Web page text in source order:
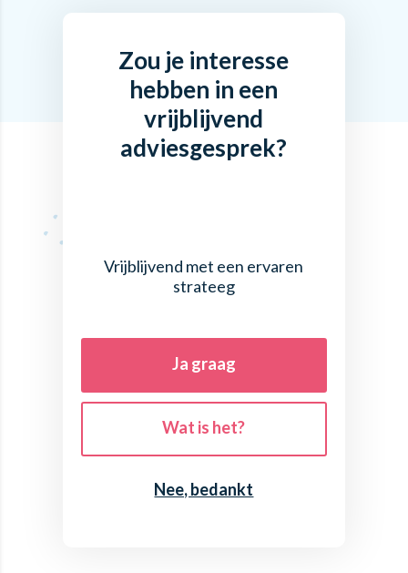
Zou je interesse
hebben in een
vrijblijvend
adviesgesprek?
Vrijblijvend met een ervaren
strateeg
Ja graag
Wat is het?
Nee, bedankt